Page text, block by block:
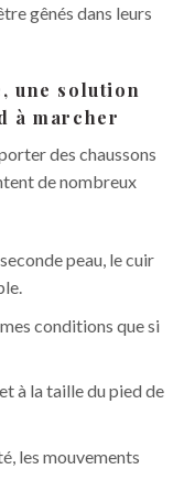
gênés dans leurs
une solution
à marcher
des chaussons
de nombreux
peau, le cuir
conditions que si
à la taille du pied de
les mouvements